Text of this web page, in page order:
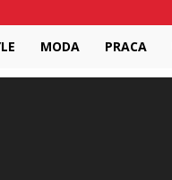
MODA PRACA